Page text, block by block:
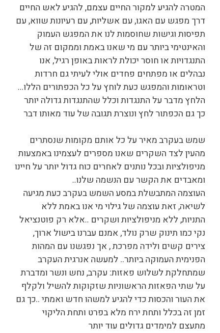
המטרה להגיע למקור החיים עצמם, להגיע לאש החיים
דרך מפגש עם האגו, עם אשליות, עם רעיונות שווא, עם
תפיסות וגישות שחוסמות לנו את המפגש העמוק
והאינטימי ביותר עם מי שאנו באמת וממקום זה של
התנגדויות או חוסר יכולת לראות באופן רגיל, אנו
נבהלים או מפתחים פחדים אולי לעיתי גם חרדות
וטראומות והמפגש כעת לוחץ על כל הכפתורים הללו…
הלחץ מדבר על התנגדות וכלל שהתנגדות גדולה יותר
כך גם הכפתור לחץ ונוצרת תגובה של עוד מאותו דבר
שמש בעקרב מאיר על כל אותם מקומות שנסתרים
מהעין לצד השקרים שאנו מספרים לעצמינו באמצעות
מניפולציות ובכל נותנים לאחרים כוח גדול יותר על חיינו
ומאבדים את הקשר עם הנשמה שלנו..
העוצמה המתבשלת במסע השמש בעקרב כעת מגיעה
לשיאה, זאת עוצמה של גילוי מי אנו באמת ללא
התניות, ללא מניפולציות ושקרים ..אלא רק פוטנציאל
נקי כמו תינוק שרק נולד, אמנם עברנו בישול ארוך,
צירים קשים ולידה מפרכת , אך נפגשנו עם המהות
הפנימית העמוקה ביותר.. למעשה אנרגית העקרב
שמתחלקת לשלוש פאזות: עקרב, נחש ונשר ומדברת
על שתי הפאזות הראשוניות שזקוקות להשיל ולקלף
את העור והכסות כדי להגיע למשהו חדש ואמתי ..כך גם
זמן זה בכלל ותחת ירח מלא בפרט ותחת הליקוי
מתעצם למימדים גדולים עוד יותר